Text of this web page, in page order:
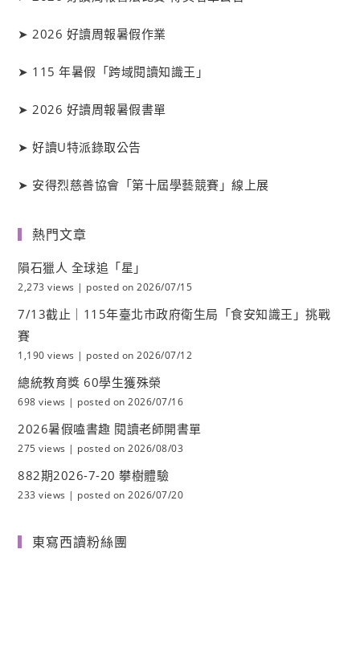
➤2026 好讀周報暑假作業
➤ 115 年暑假「跨域閱讀知識王」
➤2026 好讀周報暑假書單
➤好讀U特派錄取公告
➤ 安得烈慈善協會「第十屆學藝競賽」線上展
熱門文章
隕石獵人 全球追「星」
2,273 views | posted on 2026/07/15
7/13截止｜115年臺北市政府衛生局「食安知識王」挑戰
賽
1,190 views | posted on 2026/07/12
總統教育獎 60學生獲殊榮
698 views | posted on 2026/07/16
2026暑假嗑書趣 閱讀老師開書單
275 views | posted on 2026/08/03
882期2026-7-20 攀樹體驗
233 views | posted on 2026/07/20
東寫西讀粉絲團